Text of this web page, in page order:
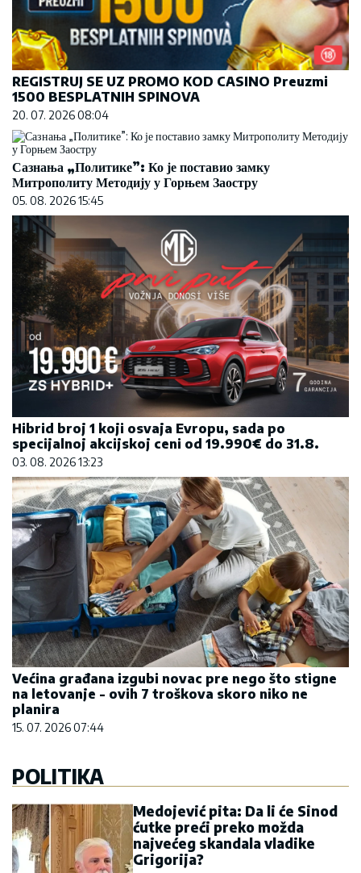
REGISTRUJ SE UZ PROMO KOD CASINO Preuzmi
1500 BESPLATNIH SPINOVA
20. 07. 2026 08:04
Сазнања „Политике”: Ко је поставио замку
Митрополиту Методију у Горњем Заостру
05. 08. 2026 15:45
Hibrid broj 1 koji osvaja Evropu, sada po
specijalnoj akcijskoj ceni od 19.990€ do 31.8.
03. 08. 2026 13:23
Većina građana izgubi novac pre nego što stigne
na letovanje - ovih 7 troškova skoro niko ne
planira
15. 07. 2026 07:44
POLITIKA
Medojević pita: Da li će Sinod
ćutke preći preko možda
najvećeg skandala vladike
Grigorija?